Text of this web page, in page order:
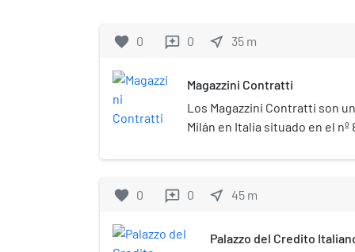
favorite 0 reviews 0 near_me 35 m
Magazzini Contratti
Los Magazzini Contratti son
Milán en Italia situado en el nº
favorite 0 reviews 0 near_me 45 m
Palazzo del Credito